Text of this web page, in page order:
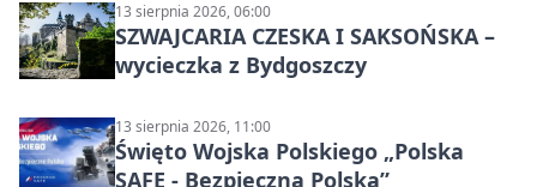
13 sierpnia 2026, 06:00
SZWAJCARIA CZESKA I SAKSOŃSKA –
wycieczka z Bydgoszczy
13 sierpnia 2026, 11:00
Święto Wojska Polskiego „Polska
SAFE - Bezpieczna Polska”